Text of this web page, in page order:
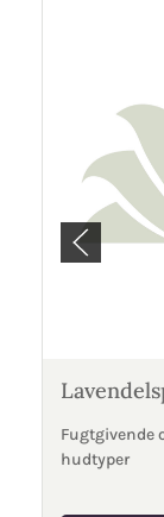
Fugtgivende
hudtyper